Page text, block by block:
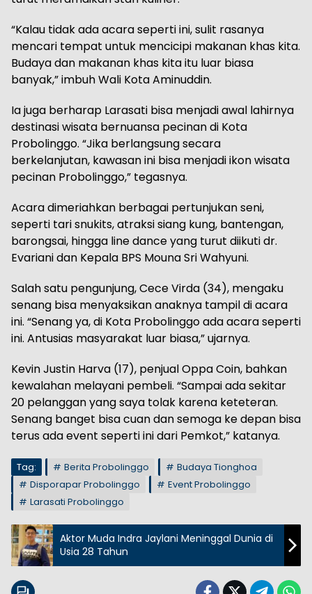
“Kalau tidak ada acara seperti ini, sulit rasanya
mencari tempat untuk mencicipi makanan khas kita.
Budaya dan makanan khas kita itu luar biasa
banyak,” imbuh Wali Kota Aminuddin.
Ia juga berharap Larasati bisa menjadi awal lahirnya
destinasi wisata bernuansa pecinan di Kota
Probolinggo. “Jika berlangsung secara
berkelanjutan, kawasan ini bisa menjadi ikon wisata
pecinan Probolinggo,” tegasnya.
Acara dimeriahkan berbagai pertunjukan seni,
seperti tari snukits, atraksi siang kung, bantengan,
barongsai, hingga line dance yang turut diikuti dr.
Evariani dan Kepala BPS Mouna Sri Wahyuni.
Salah satu pengunjung, Cece Virda (34), mengaku
senang bisa menyaksikan anaknya tampil di acara
ini. “Senang ya, di Kota Probolinggo ada acara seperti
ini. Antusias masyarakat luar biasa,” ujarnya.
Kevin Justin Harva (17), penjual Oppa Coin, bahkan
kewalahan melayani pembeli. “Sampai ada sekitar
20 pelanggan yang saya tolak karena keteteran.
Senang banget bisa cuan dan semoga ke depan bisa
terus ada event seperti ini dari Pemkot,” katanya.
Tag: Berita Probolinggo
Budaya Tionghoa
Disporapar Probolinggo
Event Probolinggo
Larasati Probolinggo
Aktor Muda Indra Jaylani Meninggal Dunia di
Usia 28 Tahun